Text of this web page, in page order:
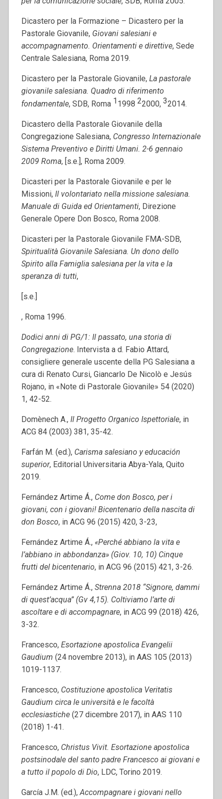
Dicastero per la Formazione – Dicastero per la
Pastorale Giovanile, Giovani salesiani e
accompagnamento. Orientamenti e direttive, Sede
Centrale Salesiana, Roma 2019.
Dicastero per la Pastorale Giovanile, La pastorale
giovanile salesiana. Quadro di riferimento
fondamentale, SDB, Roma 11998 22000, 32014.
Dicastero della Pastorale Giovanile della
Congregazione Salesiana, Congresso Internazionale
Sistema Preventivo e Diritti Umani. 2-6 gennaio
2009 Roma, [s.e.], Roma 2009.
Dicasteri per la Pastorale Giovanile e per le
Missioni, Il volontariato nella missione salesiana.
Manuale di Guida ed Orientamenti, Direzione
Generale Opere Don Bosco, Roma 2008.
Dicasteri per la Pastorale Giovanile FMA-SDB,
Spiritualità Giovanile Salesiana. Un dono dello
Spirito alla Famiglia salesiana per la vita e la
speranza di tutti,
[s.e.]
, Roma 1996.
Dodici anni di PG/1: Il passato, una storia di
Congregazione. Intervista a d. Fabio Attard,
consigliere generale uscente della PG Salesiana a
cura di Renato Cursi, Giancarlo De Nicolò e Jesús
Rojano, in «Note di Pastorale Giovanile» 54 (2020)
1, 42-52.
Domènech A., Il Progetto Organico Ispettoriale, in
ACG 84 (2003) 381, 35-42.
Farfán M. (ed.), Carisma salesiano y educación
superior, Editorial Universitaria Abya-Yala, Quito
2019.
Fernández Artime Á., Come don Bosco, per i
giovani, con i giovani! Bicentenario della nascita di
don Bosco, in ACG 96 (2015) 420, 3-23,
Fernández Artime Á., «Perché abbiano la vita e
l’abbiano in abbondanza» (Giov. 10, 10) Cinque
frutti del bicentenario, in ACG 96 (2015) 421, 3-26.
Fernández Artime Á., Strenna 2018 “Signore, dammi
di quest’acqua” (Gv 4,15). Coltiviamo l’arte di
ascoltare e di accompagnare, in ACG 99 (2018) 426,
3-32.
Francesco, Esortazione apostolica Evangelii
Gaudium (24 novembre 2013), in AAS 105 (2013)
1019-1137.
Francesco, Costituzione apostolica Veritatis
Gaudium circa le università e le facoltà
ecclesiastiche(27 dicembre 2017), in AAS 110
(2018) 1-41.
Francesco, Christus Vivit. Esortazione apostolica
postsinodale del santo padre Francesco ai giovani e
a tutto il popolo di Dio, LDC, Torino 2019.
García J.M. (ed.),Accompagnare i giovani nello